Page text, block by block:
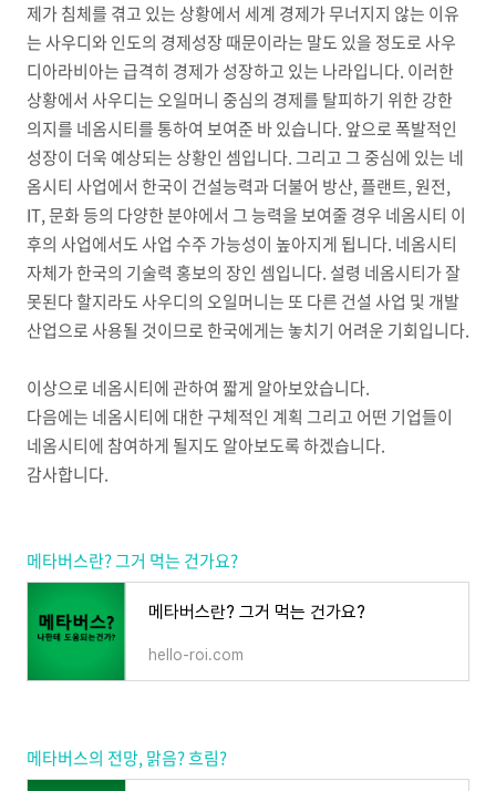
제가 침체를 겪고 있는 상황에서 세계 경제가 무너지지 않는 이유
는 사우디와 인도의 경제성장 때문이라는 말도 있을 정도로 사우
디아라비아는 급격히 경제가 성장하고 있는 나라입니다. 이러한
상황에서 사우디는 오일머니 중심의 경제를 탈피하기 위한 강한
의지를 네옴시티를 통하여 보여준 바 있습니다. 앞으로 폭발적인
성장이 더욱 예상되는 상황인 셈입니다. 그리고 그 중심에 있는 네
옴시티 사업에서 한국이 건설능력과 더불어 방산, 플랜트, 원전,
IT, 문화 등의 다양한 분야에서 그 능력을 보여줄 경우 네옴시티 이
후의 사업에서도 사업 수주 가능성이 높아지게 됩니다. 네옴시티
자체가 한국의 기술력 홍보의 장인 셈입니다. 설령 네옴시티가 잘
못된다 할지라도 사우디의 오일머니는 또 다른 건설 사업 및 개발
산업으로 사용될 것이므로 한국에게는 놓치기 어려운 기회입니다.
이상으로 네옴시티에 관하여 짧게 알아보았습니다.
다음에는 네옴시티에 대한 구체적인 계획 그리고 어떤 기업들이
네옴시티에 참여하게 될지도 알아보도록 하겠습니다.
감사합니다.
메타버스란? 그거 먹는 건가요?
메타버스란? 그거 먹는 건가요?
hello-roi.com
메타버스의 전망, 맑음? 흐림?